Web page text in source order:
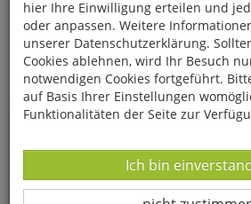
Uppps...
Sie sind
haben zu öffnen, gibt es leider nicht
hier Ihre Einwilligung erteilen und
oder anpassen. Weitere
unserer Datenschutzerklärung.
Cookies ablehnen, wird Ihr Besuch
notwendigen Cookies fortgeführt.
auf Basis Ihrer Einstellungen
Funktionalitäten der Seite zur
Ich bin